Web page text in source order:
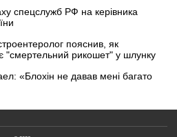
спецслужб РФ на керівника
пояснив, як
"смертельний рикошет" у шлунку
«Блохін не давав мені багато